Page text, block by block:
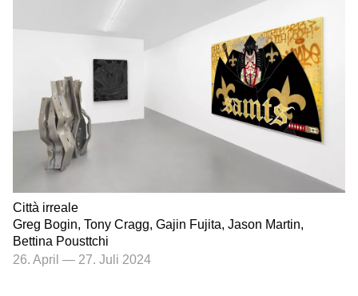
Città irreale
Greg Bogin, Tony Cragg, Gajin Fujita, Jason Martin,
Bettina Pousttchi
26. April — 27. Juli 2024